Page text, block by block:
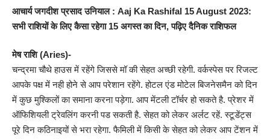
आचार्य जगदीश प्रसाद उनियाल : Aaj Ka Rashifal 15 August 2023:
सभी राशियों के लिए कैसा रहेगा 15 अगस्त का दिन, पढ़िए दैनिक राशिफल
मेष राशि (Aries)-
चन्द्रमा चौथे हाउस में रहेंगे जिससे मॉ की सेहत अच्छी रहेगी. वर्कस्पेस पर रिजल्ट
आपके पक्ष में नही होने से आप परेशान रहेंगे. होटल एंड मोटेल बिजनेसमैन को दिन
में कुछ मुश्किलों का समाना करना पड़ेगा. आप मेंटली टॉर्चर हो सकते है. प्रेशर में
ऑफिशियली ट्रेवलिंग करनी पड सकती है. सेहत को लेकर अर्लट रहें. स्टूडेंट्स
पूरे दिन कठिनाइयों से भरा रहेगा. फैमिली में किसी के सेहत को लेकर आप टेंशन में